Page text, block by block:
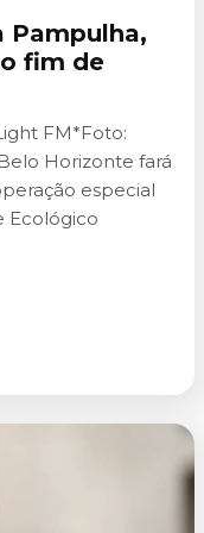
Pampulha,
fim de
FM*Foto:
Horizonte fará
especial
Ecológico